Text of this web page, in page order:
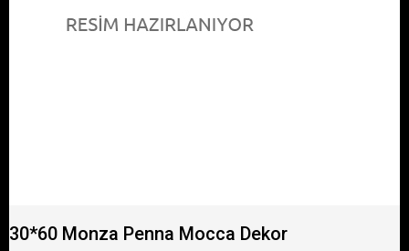
30*60 Monza Penna Mocca Dekor